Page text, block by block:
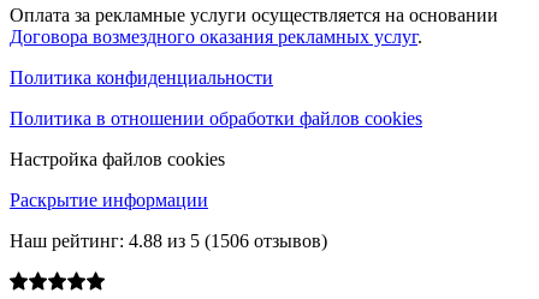
Оплата за рекламные услуги осуществляется на основании
Договора возмездного оказания рекламных услуг.
Политика конфиденциальности
Политика в отношении обработки файлов cookies
Настройка файлов cookies
Раскрытие информации
Наш рейтинг: 4.88 из 5 (1506 отзывов)